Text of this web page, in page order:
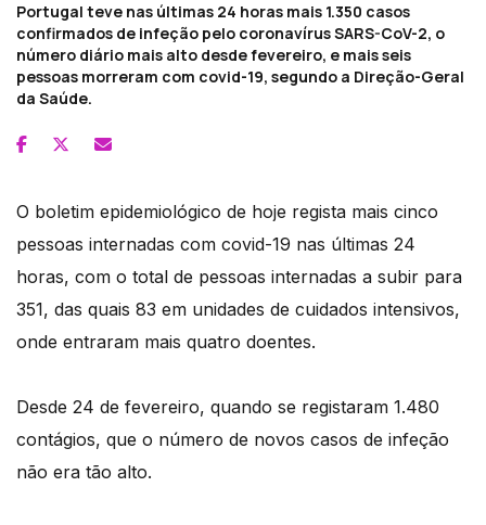
Portugal teve nas últimas 24 horas mais 1.350 casos
confirmados de infeção pelo coronavírus SARS-CoV-2, o
número diário mais alto desde fevereiro, e mais seis
pessoas morreram com covid-19, segundo a Direção-Geral
da Saúde.
O boletim epidemiológico de hoje regista mais cinco
pessoas internadas com covid-19 nas últimas 24
horas, com o total de pessoas internadas a subir para
351, das quais 83 em unidades de cuidados intensivos,
onde entraram mais quatro doentes.
Desde 24 de fevereiro, quando se registaram 1.480
contágios, que o número de novos casos de infeção
não era tão alto.